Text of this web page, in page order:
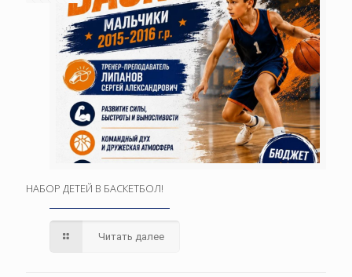
НАБОР ДЕТЕЙ В БАСКЕТБОЛ!
Читать далее